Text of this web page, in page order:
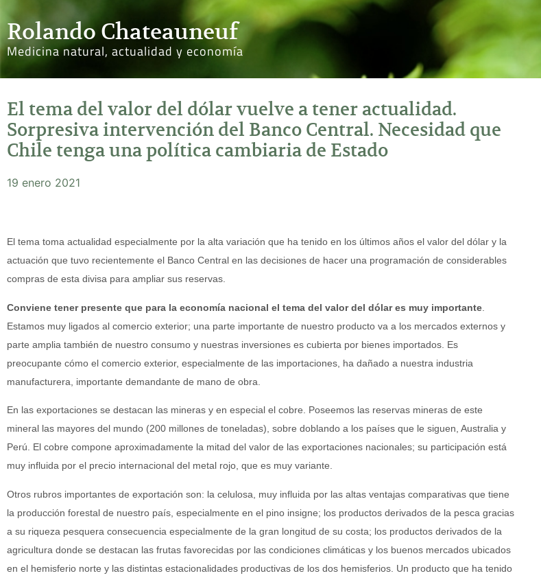
Rolando Chateauneuf
Medicina natural, actualidad y economía
El tema del valor del dólar vuelve a tener actualidad.
Sorpresiva intervención del Banco Central. Necesidad que
Chile tenga una política cambiaria de Estado
19 enero 2021
El tema toma actualidad especialmente por la alta variación que ha tenido en los últimos años el valor del dólar y la
actuación que tuvo recientemente el Banco Central en las decisiones de hacer una programación de considerables
compras de esta divisa para ampliar sus reservas.
Conviene tener presente que para la economía nacional el tema del valor del dólar es muy importante
Estamos muy ligados al comercio exterior; una parte importante de nuestro producto va a los mercados externos y
parte amplia también de nuestro consumo y nuestras inversiones es cubierta por bienes importados. Es
preocupante cómo el comercio exterior, especialmente de las importaciones, ha dañado a nuestra industria
manufacturera, importante demandante de mano de obra.
En las exportaciones se destacan las mineras y en especial el cobre. Poseemos las reservas mineras de este
mineral las mayores del mundo (200 millones de toneladas), sobre doblando a los países que le siguen, Australia y
Perú. El cobre compone aproximadamente la mitad del valor de las exportaciones nacionales; su participación está
muy influida por el precio internacional del metal rojo, que es muy variante.
Otros rubros importantes de exportación son: la celulosa, muy influida por las altas ventajas comparativas que tiene
la producción forestal de nuestro país, especialmente en el pino insigne; los productos derivados de la pesca gracias
a su riqueza pesquera consecuencia especialmente de la gran longitud de su costa; los productos derivados de la
agricultura donde se destacan las frutas favorecidas por las condiciones climáticas y los buenos mercados ubicados
en el hemisferio norte y las distintas estacionalidades productivas de los dos hemisferios. Un producto que ha tenido